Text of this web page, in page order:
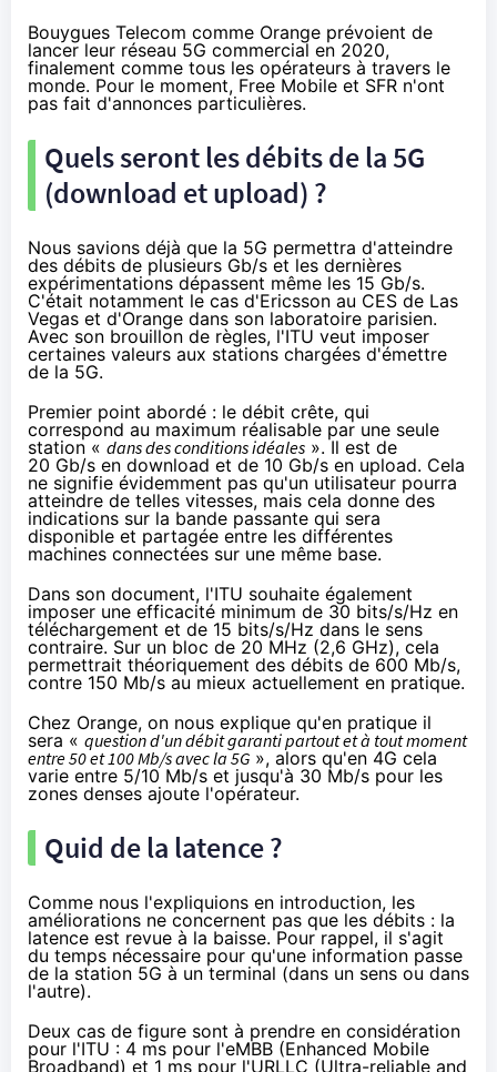
Bouygues Telecom comme Orange prévoient de
lancer leur réseau 5G commercial en 2020,
finalement comme tous les opérateurs à travers le
monde. Pour le moment, Free Mobile et SFR n'ont
pas fait d'annonces particulières.
Quels seront les débits de la 5G
(download et upload) ?
Nous savions déjà que la 5G permettra d'atteindre
des débits de plusieurs Gb/s et les dernières
expérimentations dépassent même les 15 Gb/s.
C'était notamment le cas d'Ericsson au CES de Las
Vegas et d'Orange dans son laboratoire parisien.
Avec son brouillon de règles, l'ITU veut imposer
certaines valeurs aux stations chargées d'émettre
de la 5G.
Premier point abordé : le débit crête, qui
correspond au maximum réalisable par une seule
station « dans des conditions idéales ». Il est de
20 Gb/s en download et de 10 Gb/s en upload. Cela
ne signifie évidemment pas qu'un utilisateur pourra
atteindre de telles vitesses, mais cela donne des
indications sur la bande passante qui sera
disponible et partagée entre les différentes
machines connectées sur une même base.
Dans son document, l'ITU souhaite également
imposer une efficacité minimum de 30 bits/s/Hz en
téléchargement et de 15 bits/s/Hz dans le sens
contraire. Sur un bloc de 20 MHz (2,6 GHz), cela
permettrait théoriquement des débits de 600 Mb/s,
contre 150 Mb/s au mieux actuellement en pratique.
Chez Orange, on nous explique qu'en pratique il
sera « question d'un débit garanti partout et à tout moment
entre 50 et 100 Mb/s avec la 5G », alors qu'en 4G cela
varie entre 5/10 Mb/s et jusqu'à 30 Mb/s pour les
zones denses ajoute l'opérateur.
Quid de la latence ?
Comme nous l'expliquions en introduction, les
améliorations ne concernent pas que les débits : la
latence est revue à la baisse. Pour rappel, il s'agit
du temps nécessaire pour qu'une information passe
de la station 5G à un terminal (dans un sens ou dans
l'autre).
Deux cas de figure sont à prendre en considération
pour l'ITU : 4 ms pour l'eMBB (Enhanced Mobile
Broadband) et 1 ms pour l'URLLC (Ultra-reliable and